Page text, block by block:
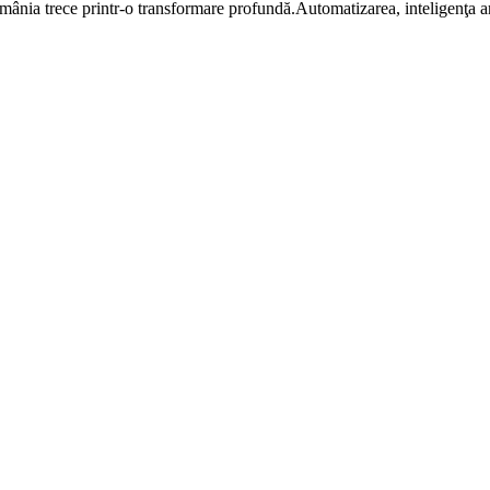
trece printr-o transformare profundă.Automatizarea, inteligenţa